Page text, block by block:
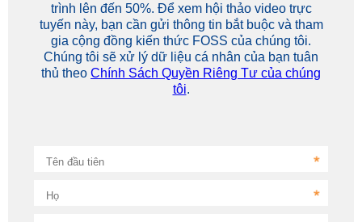
trình lên đến 50%. Để xem hội thảo video trực
tuyến này, bạn cần gửi thông tin bắt buộc và tham
gia cộng đồng kiến thức FOSS của chúng tôi.
Chúng tôi sẽ xử lý dữ liệu cá nhân của bạn tuân
thủ theo Chính Sách Quyền Riêng Tư của chúng
tôi.
Tên đầu tiên
Họ